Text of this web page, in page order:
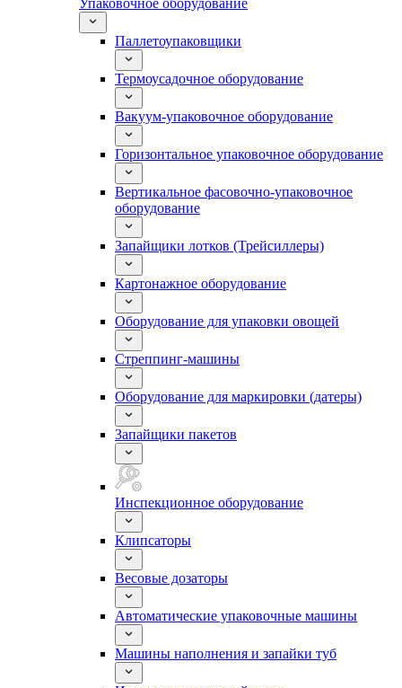
Упаковочное оборудование
Паллетоупаковщики
Термоусадочное оборудование
Вакуум-упаковочное оборудование
Горизонтальное упаковочное оборудование
Вертикальное фасовочно-упаковочное
оборудование
Запайщики лотков (Трейсиллеры)
Картонажное оборудование
Оборудование для упаковки овощей
Стреппинг-машины
Оборудование для маркировки (датеры)
Запайщики пакетов
Инспекционное оборудование
Клипсаторы
Весовые дозаторы
Автоматические упаковочные машины
Машины наполнения и запайки туб